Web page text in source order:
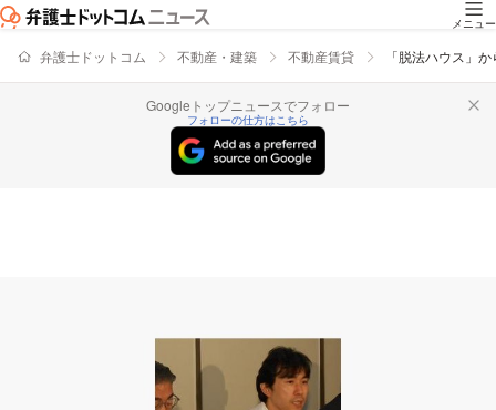
メニュー
弁護士ドットコム 不動産・建築 不動産賃貸 「脱法ハウス」
Googleトップニュースでフォロー
フォローの仕方はこちら